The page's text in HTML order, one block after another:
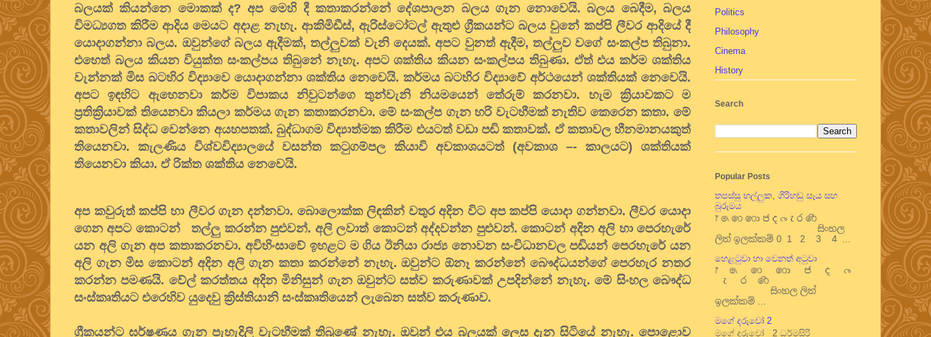
බලයක් කියන්නෙ මොකක් ද? අප මෙහි දී කතාකරන්නේ දේශපාලන බලය ගැන නොවෙයි. බලය බෙදීම, බලය
විමධ්‍යගත කිරීම ආදිය මෙයට අදාළ නැහැ. ආකිමිඩීස්, ඇරිස්ටෝටල් ඇතුළු ග්‍රීකයන්ට බලය වුනේ කප්පි ලීවර ආදියේ දී
යොදාගන්නා බලය. ඔවුන්ගේ බලය ඇදීමක්, තල්ලුවක් වැනි දෙයක්. අපට වුනත් ඇදීම, තල්ලුව වගේ සංකල්ප තිබුනා.
එහෙත් බලය කියන වියුක්ත සංකල්පය තිබුනේ නැහැ. අපට ශක්තිය කියන සංකල්පය තිබුණා. ඒත් එය කර්ම ශක්තිය
වැන්නක් මිස බටහිර විද්‍යාවෙ යොදාගන්නා ශක්තිය නෙවෙයි. කර්මය බටහිර විද්‍යාවේ අර්ථයෙන් ශක්තියක් නෙවෙයි.
අපට ඉඳහිට ඇහෙනවා කර්ම විපාකය නිවුටන්ගෙ තුන්වැනි නියමයෙන් තේරුම් කරනවා. හැම ක්‍රියාවකට ම
ප්‍රතික්‍රියාවක් තියෙනවා කියලා කර්මය ගැන කතාකරනවා. මේ සංකල්ප ගැන හරි වැටහීමක් නැතිව කෙරෙන කතා. මේ
කතාවලින් සිද්ධ වෙන්නෙ අයහපතක්. බුද්ධාගම විද්‍යාත්මක කිරීම එයටත් වඩා පඬි කතාවක්. ඒ කතාවල හීනමානයකුත්
තියෙනවා. කැලණිය විශ්වවිද්‍යාලයේ වසන්ත කටුගම්පල කියාවි අවකාශයටත් (අවකාශ –- කාලයට) ශක්තියක්
තියෙනවා කියා. ඒ රික්ත ශක්තිය නෙවෙයි.
අප කවුරුත් කප්පි හා ලීවර ගැන දන්නවා. බොලොක්ක ලිඳකින් වතුර අදින විට අප කප්පි යොදා ගන්නවා. ලීවර යොදා
ගෙන අපට කොටන් තල්ලු කරන්න පුළුවන්. අලි ලවාත් කොටන් අද්දවන්න පුළුවන්. කොටන් අදින අලි හා පෙරහැරේ
යන අලි ගැන අප කතාකරනවා. අවිහිංසාවේ ඉහළට ම ගිය ඊනියා රාජ්‍ය නොවන සංවිධානවල පඬියන් පෙරහැරේ යන
අලි ගැන මිස කොටන් අදින අලි ගැන කතා කරන්නේ නැහැ. ඔවුන්ට ඕනෑ කරන්නේ බෞද්ධයන්ගේ පෙරහැර නතර
කරන්න පමණයි. වේල් කරත්තය අදින මිනිසුන් ගැන ඔවුන්ට සත්ව කරුණාවක් උපදින්නේ නැහැ. මේ සිංහල බෞද්ධ
සංස්කෘතියට එරෙහිව යුදෙවු ක්‍රිස්තියානි සංස්කෘතියෙන් ලැබෙන සත්ව කරුණාව.
ග්‍රීකයන්ට ඝර්ෂණය ගැන පැහැදිලි වැටහීමක් තිබුණේ නැහැ. ඔවුන් එය බලයක් ලෙස දැන සිටියේ නැහැ. පොළොව
Politics
Philosophy
Cinema
History
Search
Popular Posts
තපස්සු භල්ලුක, ගිරිහඬු සෑය සහ
බුරුමය
෦ ෧ ෨ ෩ ෪ ෫ ෬ ෭ ෮ ෯
සිංහල
ලිත් ඉලක්කම් 0 1 2 3 4 ...
හෙළටුවා හා වෙනත් අටුවා
෦ ෧ ෨ ෩ ෪ ෫ ෬
෭ ෮ ෯
සිංහල ලිත්
ඉලක්කම් ...
මගේ දරුවෝ 2
මගේ දරුවෝ 2 ධර්මසිරි